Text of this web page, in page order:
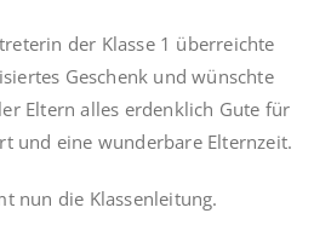
der Klasse 1 überreichte
Geschenk und wünschte
Eltern alles erdenklich Gute für
und eine wunderbare Elternzeit.
nun die Klassenleitung.